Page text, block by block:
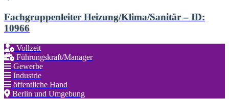
Fachgruppenleiter Heizung/Klima/Sanitär – ID:
10966
Vollzeit
Führungskraft/Manager
Gewerbe
Industrie
öffentliche Hand
Berlin und Umgebung